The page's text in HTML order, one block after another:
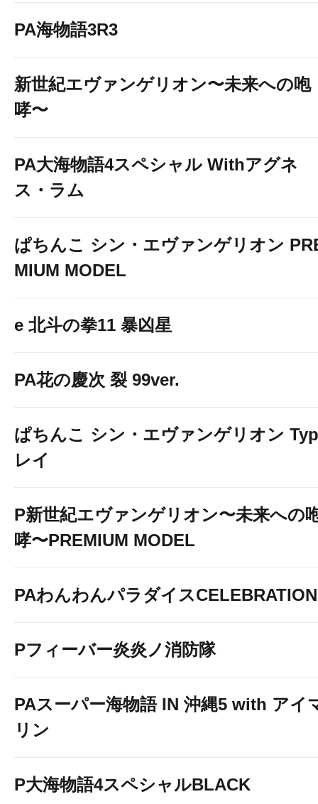
PA海物語3R3
新世紀エヴァンゲリオン〜未来への咆
哮〜
PA大海物語4スペシャル Withアグネ
ス・ラム
ぱちんこ シン・エヴァンゲリオン
MIUM MODEL
e 北斗の拳11 暴凶星
PA花の慶次 裂 99ver.
ぱちんこ シン・エヴァンゲリオン
レイ
P新世紀エヴァンゲリオン〜未来への
哮〜PREMIUM MODEL
PAわんわんパラダイスCELEBRATION
Pフィーバー炎炎ノ消防隊
PAスーパー海物語 IN 沖縄5 with アイ
リン
P大海物語4スペシャルBLACK